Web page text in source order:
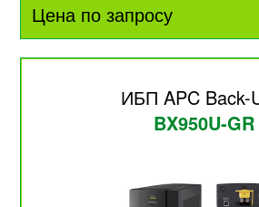
Цена по запросу
ИБП APC Back-
BX950U-GR